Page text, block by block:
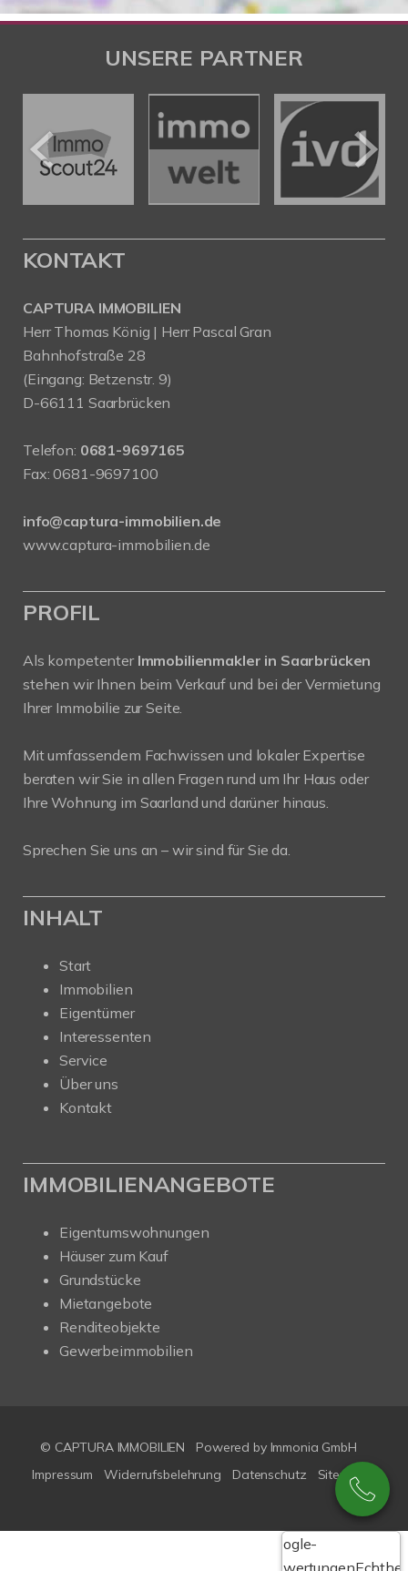
UNSERE PARTNER
KONTAKT
CAPTURA IMMOBILIEN
Herr Thomas König | Herr Pascal Gran
Bahnhofstraße 28
(Eingang: Betzenstr. 9)
D-66111 Saarbrücken
Telefon: 0681-9697165
Fax: 0681-9697100
info@captura-immobilien.de
www.captura-immobilien.de
PROFIL
Als kompetenter Immobilienmakler in Saarbrücken
stehen wir Ihnen beim Verkauf und bei der Vermietung
Ihrer Immobilie zur Seite.
Mit umfassendem Fachwissen und lokaler Expertise
beraten wir Sie in allen Fragen rund um Ihr Haus oder
Ihre Wohnung im Saarland und darüner hinaus.
Sprechen Sie uns an – wir sind für Sie da.
INHALT
Start
Immobilien
Eigentümer
Interessenten
Service
Über uns
Kontakt
IMMOBILIENANGEBOTE
Eigentumswohnungen
Häuser zum Kauf
Grundstücke
Mietangebote
Renditeobjekte
Gewerbeimmobilien
© CAPTURA IMMOBILIEN
Powered by Immonia GmbH
Impressum
Widerrufsbelehrung Datenschutz Sitemap
Google-
Bewertungen